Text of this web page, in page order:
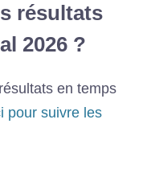
résultats
2026 ?
en temps
pour suivre les